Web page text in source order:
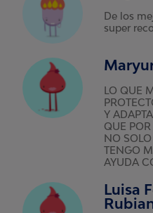
De los
super
LO QUE
Y
QUE
NO
TENGO
AYUDA
Luisa